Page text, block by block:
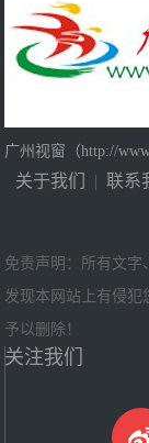
广州视窗（http://
关于我们 | 联系
免责声明：所有文字
发现本网站上有侵犯
予以删除！
关注我们